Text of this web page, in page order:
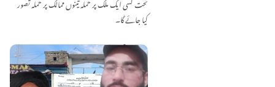
کیا جائے گا۔